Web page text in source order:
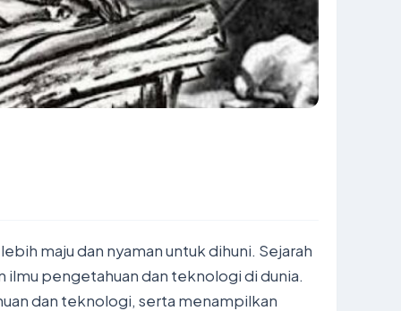
maju dan nyaman untuk dihuni. Sejarah
pengetahuan dan teknologi di dunia.
dan teknologi, serta menampilkan